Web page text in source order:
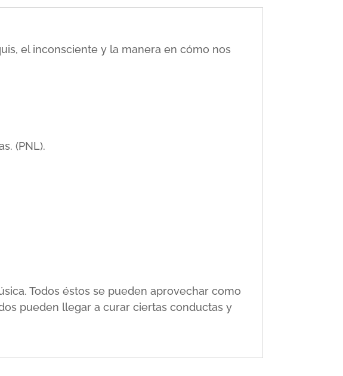
el inconsciente y la manera en cómo nos
(PNL).
Todos éstos se pueden aprovechar como
pueden llegar a curar ciertas conductas y